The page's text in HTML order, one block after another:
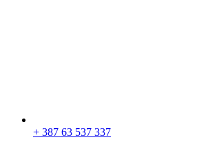
+ 387 63 537 337